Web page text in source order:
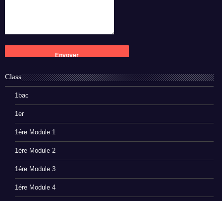
Class
1bac
1er
1ére Module 1
1ére Module 2
1ére Module 3
1ére Module 4